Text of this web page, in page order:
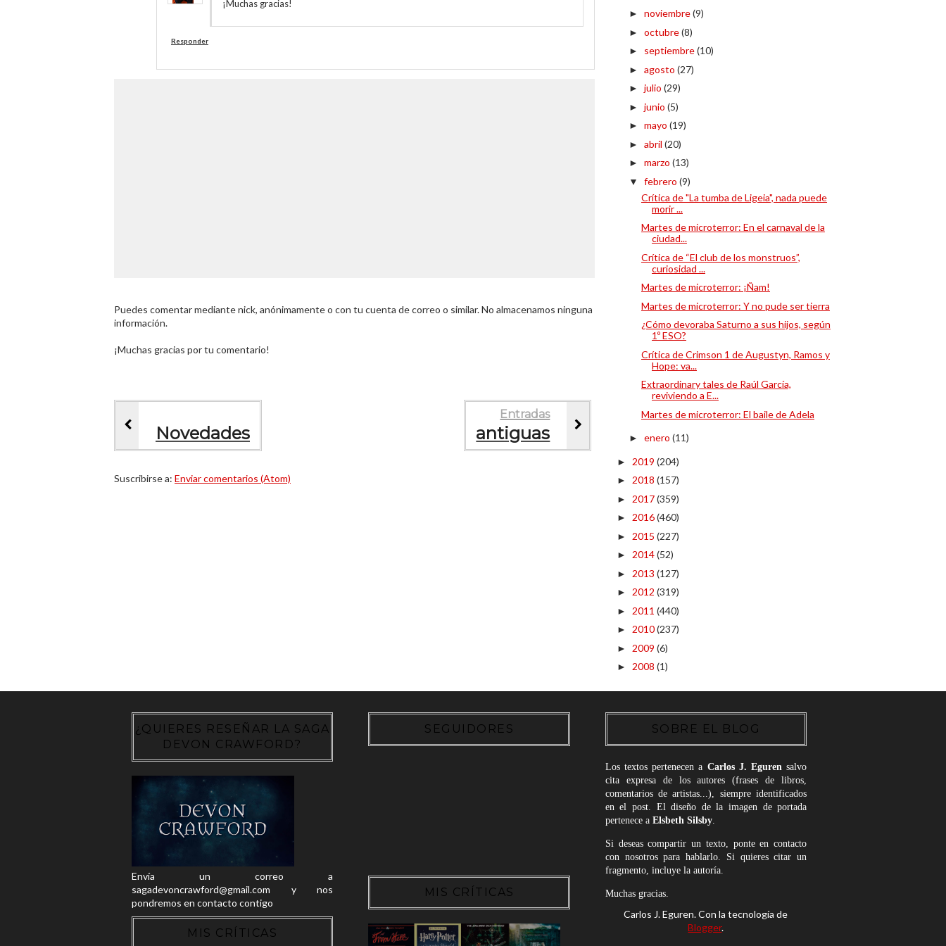
¡Muchas gracias!
Responder
Puedes comentar mediante nick, anónimamente o con tu cuenta de correo o similar. No almacenamos ninguna
información.
¡Muchas gracias por tu comentario!
Novedades
Entradas
antiguas
Suscribirse a: Enviar comentarios (Atom)
► noviembre(9)
► octubre(8)
► septiembre(10)
► agosto (27)
► julio (29)
► junio (5)
► mayo (19)
► abril (20)
► marzo (13)
▼ febrero (9)
Crítica de "La tumba de Ligeia", nada puede
morir ...
Martes de microterror: En el carnaval de la
ciudad...
Crítica de “El club de los monstruos”,
curiosidad ...
Martes de microterror: ¡Ñam!
Martes de microterror: Y no pude ser tierra
¿Cómo devoraba Saturno a sus hijos, según
1º ESO?
Crítica de Crimson 1 de Augustyn, Ramos y
Hope: va...
Extraordinary tales de Raúl García,
reviviendo a E...
Martes de microterror: El baile de Adela
► enero (11)
► 2019 (204)
► 2018 (157)
► 2017(359)
► 2016(460)
► 2015 (227)
► 2014(52)
► 2013 (127)
► 2012 (319)
► 2011 (440)
► 2010(237)
► 2009 (6)
► 2008 (1)
¿QUIERES RESEÑAR LA SAGA
DEVON CRAWFORD?
Envía un correo a
sagadevoncrawford@gmail.com y nos
pondremos en contacto contigo
MIS CRÍTICAS
SEGUIDORES
MIS CRÍTICAS
SOBRE EL BLOG
Los textos pertenecen a Carlos J. Egurensalvo
cita expresa de los autores (frases de libros,
comentarios de artistas...), siempre identificados
en el post. El diseño de la imagen de portada
pertenece a Elsbeth Silsby.
Si deseas compartir un texto, ponte en contacto
con nosotros para hablarlo. Si quieres citar un
fragmento, incluye la autoría.
Muchas gracias.
Carlos J. Eguren. Con la tecnología de
Blogger.